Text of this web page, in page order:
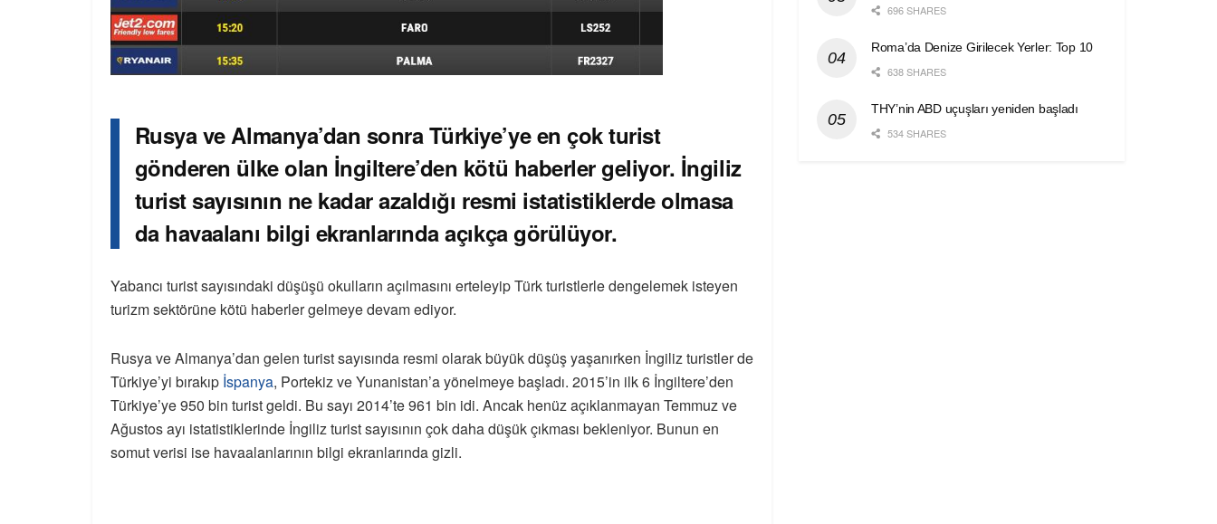
Rusya ve Almanya’dan sonra Türkiye’ye en çok turist
gönderen ülke olan İngiltere’den kötü haberler geliyor. İngiliz
turist sayısının ne kadar azaldığı resmi istatistiklerde olmasa
da havaalanı bilgi ekranlarında açıkça görülüyor.
Yabancı turist sayısındaki düşüşü okulların açılmasını erteleyip Türk turistlerle dengelemek isteyen
turizm sektörüne kötü haberler gelmeye devam ediyor.
Rusya ve Almanya’dan gelen turist sayısında resmi olarak büyük düşüş yaşanırken İngiliz turistler de
Türkiye’yi bırakıp İspanya, Portekiz ve Yunanistan’a yönelmeye başladı. 2015’in ilk 6 İngiltere’den
Türkiye’ye 950 bin turist geldi. Bu sayı 2014’te 961 bin idi. Ancak henüz açıklanmayan Temmuz ve
Ağustos ayı istatistiklerinde İngiliz turist sayısının çok daha düşük çıkması bekleniyor. Bunun en
somut verisi ise havaalanlarının bilgi ekranlarında gizli.
696 SHARES
Roma’da Denize Girilecek Yerler: Top 10
638 SHARES
THY’nin ABD uçuşları yeniden başladı
534 SHARES